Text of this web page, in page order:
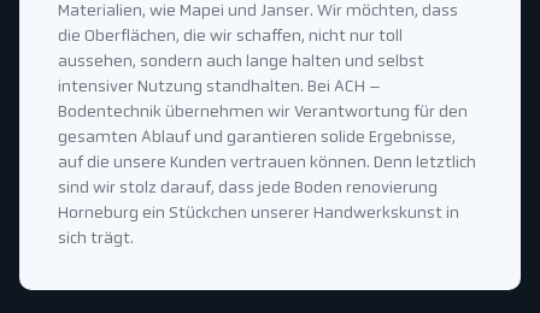
Materialien, wie Mapei und Janser. Wir möchten, dass
die Oberflächen, die wir schaffen, nicht nur toll
aussehen, sondern auch lange halten und selbst
intensiver Nutzung standhalten. Bei ACH –
Bodentechnik übernehmen wir Verantwortung für den
gesamten Ablauf und garantieren solide Ergebnisse,
auf die unsere Kunden vertrauen können. Denn letztlich
sind wir stolz darauf, dass jede Boden renovierung
Horneburg ein Stückchen unserer Handwerkskunst in
sich trägt.